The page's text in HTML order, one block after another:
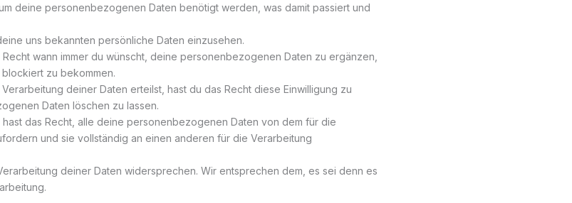
deine personenbezogenen Daten benötigt werden, was damit passiert und
uns bekannten persönliche Daten einzusehen.
wann immer du wünscht, deine personenbezogenen Daten zu ergänzen,
zu bekommen.
deiner Daten erteilst, hast du das Recht diese Einwilligung zu
Daten löschen zu lassen.
das Recht, alle deine personenbezogenen Daten von dem für die
und sie vollständig an einen anderen für die Verarbeitung
deiner Daten widersprechen. Wir entsprechen dem, es sei denn es